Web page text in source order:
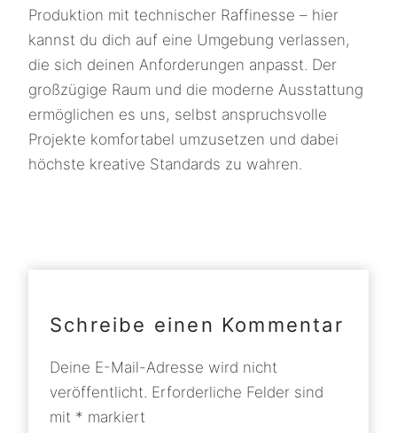
Produktion mit technischer Raffinesse – hier
kannst du dich auf eine Umgebung verlassen,
die sich deinen Anforderungen anpasst. Der
großzügige Raum und die moderne Ausstattung
ermöglichen es uns, selbst anspruchsvolle
Projekte komfortabel umzusetzen und dabei
höchste kreative Standards zu wahren.
Schreibe einen Kommentar
Deine E-Mail-Adresse wird nicht
veröffentlicht. Erforderliche Felder sind
mit * markiert